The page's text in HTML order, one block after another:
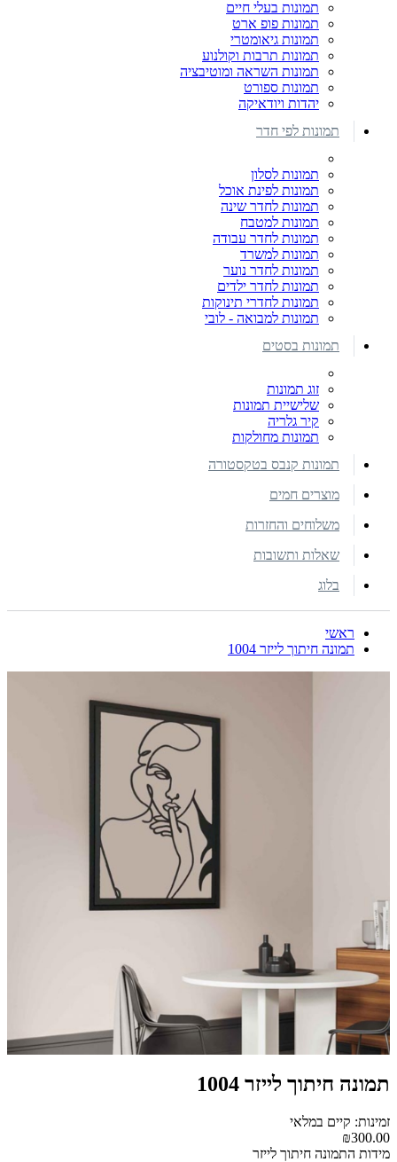
תמונות בעלי חיים
תמונות פופ ארט
תמונות גיאומטרי
תמונות תרבות וקולנוע
תמונות השראה ומוטיבציה
תמונות ספורט
יהדות ויודאיקה
תמונות לפי חדר
תמונות לסלון
תמונות לפינת אוכל
תמונות לחדר שינה
תמונות למטבח
תמונות לחדר עבודה
תמונות למשרד
תמונות לחדר נוער
תמונות לחדר ילדים
תמונות לחדרי תינוקות
תמונות למבואה - לובי
תמונות בסטים
זוג תמונות
שלישיית תמונות
קיר גלריה
תמונות מחולקות
תמונות קנבס בטקסטורה
מוצרים חמים
משלוחים והחזרות
שאלות ותשובות
בלוג
ראשי
תמונה חיתוך לייזר 1004
תמונה חיתוך לייזר 1004
זמינות: קיים במלאי
₪300.00
מידות התמונה חיתוך לייזר